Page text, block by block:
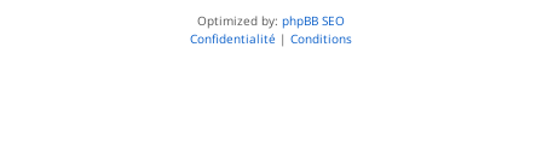
Optimized by: phpBB SEO
Confidentialité | Conditions